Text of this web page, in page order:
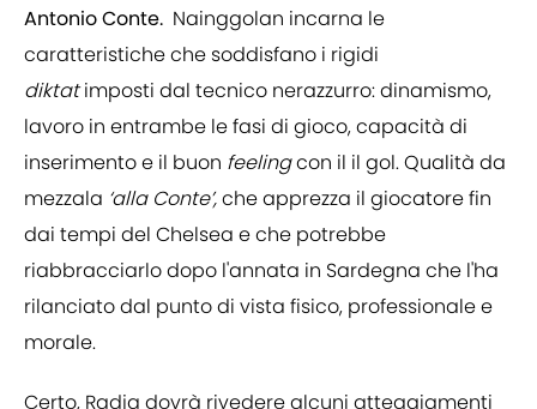
Antonio Conte. Nainggolan incarna le
caratteristiche che soddisfano i rigidi
diktatimposti dal tecnico nerazzurro: dinamismo,
lavoro in entrambe le fasi di gioco, capacità di
inserimento e il buon feelingcon il il gol. Qualità da
mezzala ‘alla Conte’,che apprezza il giocatore fin
dai tempi del Chelsea e che potrebbe
riabbracciarlo dopo l'annata in Sardegna che l'ha
rilanciato dal punto di vista fisico, professionale e
morale.
Certo, Radja dovrà rivedere alcuni atteggiamenti